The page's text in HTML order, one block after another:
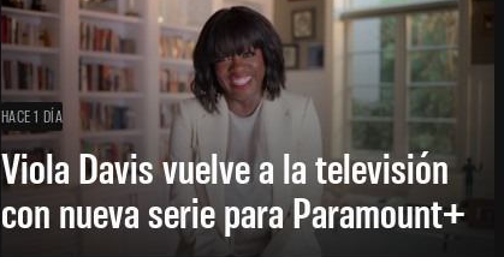
HACE 1 DÍA
Viola Davis vuelve a la televisión
con nueva serie para Paramount+